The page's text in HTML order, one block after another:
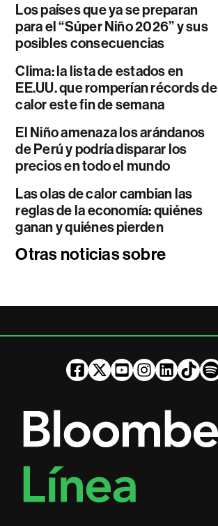
Los países que ya se preparan
para el “Súper Niño 2026” y sus
posibles consecuencias
Clima: la lista de estados en
EE.UU. que romperían récords de
calor este fin de semana
El Niño amenaza los arándanos
de Perú y podría disparar los
precios en todo el mundo
Las olas de calor cambian las
reglas de la economía: quiénes
ganan y quiénes pierden
Otras noticias sobre